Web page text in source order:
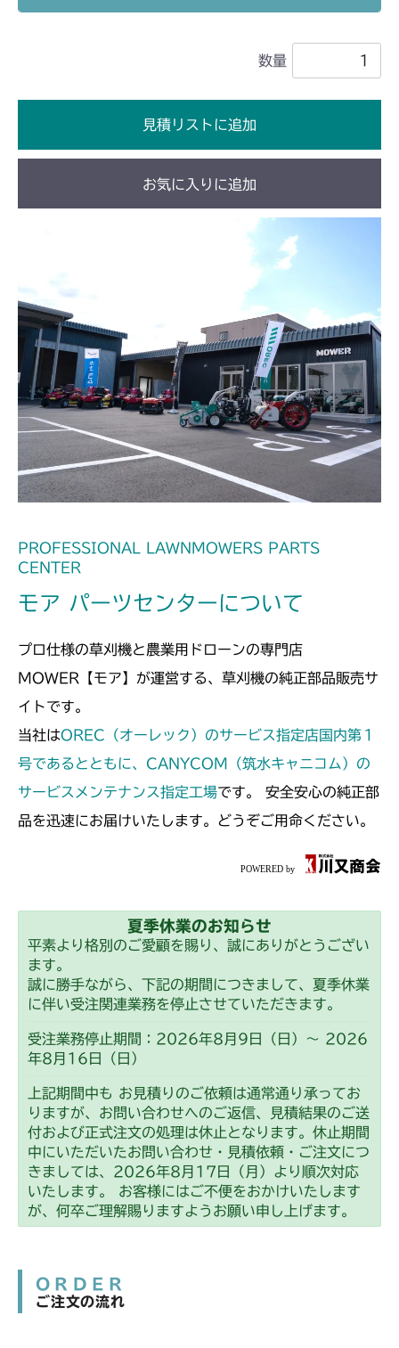
数量
見積リストに追加
お気に入りに追加
PROFESSIONAL LAWNMOWERS PARTS
CENTER
モア パーツセンターについて
プロ仕様の草刈機と農業用ドローンの専門店
MOWER【モア】が運営する、草刈機の純正部品販売サ
イトです。
当社はOREC（オーレック）のサービス指定店国内第１
号であるとともに、CANYCOM（筑水キャニコム）の
サービスメンテナンス指定工場です。 安全安心の純正部
品を迅速にお届けいたします。どうぞご用命ください。
夏季休業のお知らせ
平素より格別のご愛顧を賜り、誠にありがとうござい
ます。
誠に勝手ながら、下記の期間につきまして、夏季休業
に伴い受注関連業務を停止させていただきます。
受注業務停止期間：2026年8月9日（日）～ 2026
年8月16日（日）
上記期間中も お見積りのご依頼は通常通り承ってお
りますが、お問い合わせへのご返信、見積結果のご送
付および正式注文の処理は休止となります。休止期間
中にいただいたお問い合わせ・見積依頼・ご注文につ
きましては、2026年8月17日（月）より順次対応
いたします。 お客様にはご不便をおかけいたします
が、何卒ご理解賜りますようお願い申し上げます。
ORDER
ご注文の流れ